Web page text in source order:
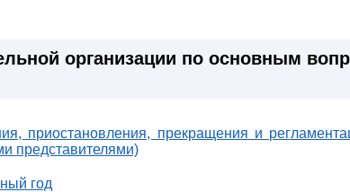
организации по основным
приостановления, прекращения и
представителями)
год